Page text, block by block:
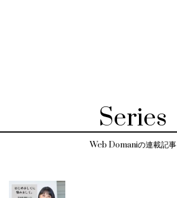
Series
Web Domaniの連載記事